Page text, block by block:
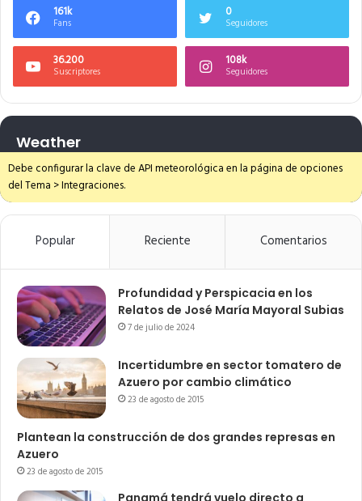
161k
Fans
0
Seguidores
36.200
Suscriptores
108k
Seguidores
Weather
Debe configurar la clave de API meteorológica en la página de opciones
del Tema > Integraciones.
Popular Reciente Comentarios
Profundidad y Perspicacia en los
Relatos de José María Mayoral Subias
7 de julio de 2024
Incertidumbre en sector tomatero de
Azuero por cambio climático
23 de agosto de 2015
Plantean la construcción de dos grandes represas en
Azuero
23 de agosto de 2015
Panamá tendrá vuelo directo a